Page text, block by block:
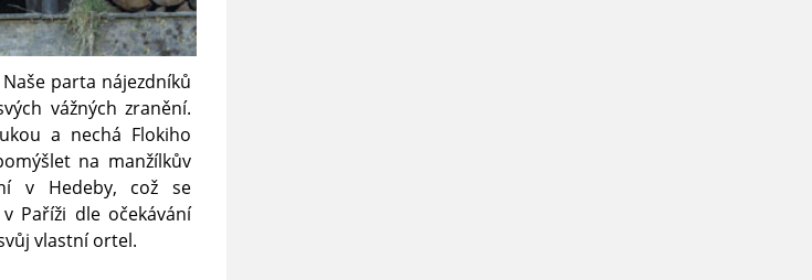
parta nájezdníků
vážných zranění.
a nechá Flokiho
na manžílkův
v Hedeby, což se
Paříži dle očekávání
vlastní ortel.